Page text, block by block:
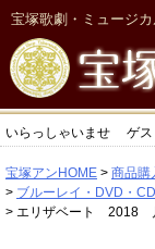
宝塚歌劇・ミュージ
いらっしゃいませ ゲス
宝塚アンHOME 商品購
ブルーレイ・DVD・
エリザベート 2018